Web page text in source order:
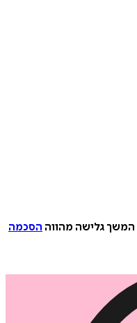
המשך גלישה מהווה הסכמה